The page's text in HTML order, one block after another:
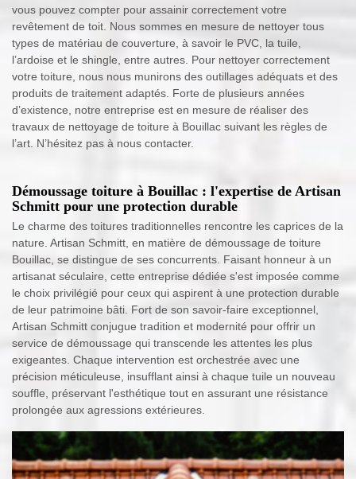
vous pouvez compter pour assainir correctement votre
revêtement de toit. Nous sommes en mesure de nettoyer tous
types de matériau de couverture, à savoir le PVC, la tuile,
l’ardoise et le shingle, entre autres. Pour nettoyer correctement
votre toiture, nous nous munirons des outillages adéquats et des
produits de traitement adaptés. Forte de plusieurs années
d’existence, notre entreprise est en mesure de réaliser des
travaux de nettoyage de toiture à Bouillac suivant les règles de
l’art. N’hésitez pas à nous contacter.
Démoussage toiture à Bouillac : l'expertise de Artisan
Schmitt pour une protection durable
Le charme des toitures traditionnelles rencontre les caprices de la
nature. Artisan Schmitt, en matière de démoussage de toiture
Bouillac, se distingue de ses concurrents. Faisant honneur à un
artisanat séculaire, cette entreprise dédiée s'est imposée comme
le choix privilégié pour ceux qui aspirent à une protection durable
de leur patrimoine bâti. Fort de son savoir-faire exceptionnel,
Artisan Schmitt conjugue tradition et modernité pour offrir un
service de démoussage qui transcende les attentes les plus
exigeantes. Chaque intervention est orchestrée avec une
précision méticuleuse, insufflant ainsi à chaque tuile un nouveau
souffle, préservant l'esthétique tout en assurant une résistance
prolongée aux agressions extérieures.